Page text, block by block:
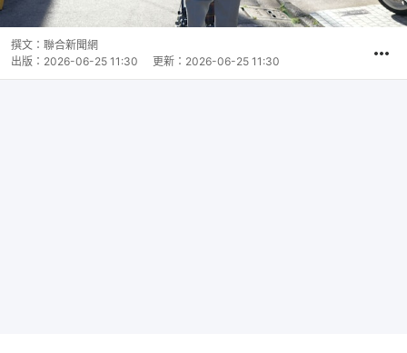
撰文： 聯合新聞網
出版： 2026-06-25 11:30 更新： 2026-06-25 11:30